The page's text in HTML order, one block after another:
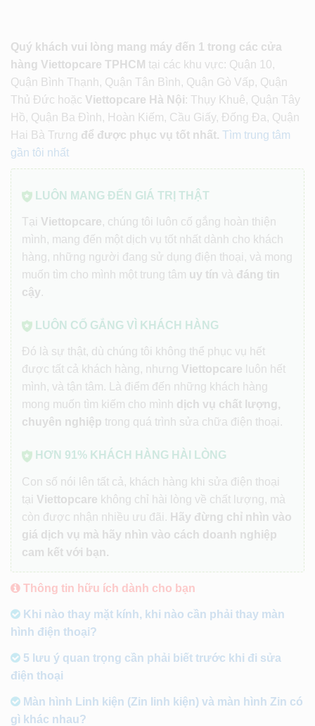
Quý khách vui lòng mang máy đến 1 trong các cửa
hàng Viettopcare TPHCM tại các khu vực: Quận 10,
Quận Bình Thạnh, Quận Tân Bình, Quận Gò Vấp, Quận
Thủ Đức hoặc Viettopcare Hà Nội: Thụy Khuê, Quận Tây
Hồ, Quận Ba Đình, Hoàn Kiếm, Cầu Giấy, Đống Đa, Quận
Hai Bà Trưng để được phục vụ tốt nhất. Tìm trung tâm
gần tôi nhất
LUÔN MANG ĐẾN GIÁ TRỊ THẬT
Tại Viettopcare, chúng tôi luôn cố gắng hoàn thiện
mình, mang đến một dịch vụ tốt nhất dành cho khách
hàng, những người đang sử dụng điện thoại, và mong
muốn tìm cho mình một trung tâm uy tín và đáng tin
cậy.
LUÔN CỐ GẮNG VÌ KHÁCH HÀNG
Đó là sự thật, dù chúng tôi không thể phục vụ hết
được tất cả khách hàng, nhưng Viettopcare luôn hết
mình, và tận tâm. Là điểm đến những khách hàng
mong muốn tìm kiếm cho mình dịch vụ chất lượng,
chuyên nghiệp trong quá trình sửa chữa điện thoại.
HƠN 91% KHÁCH HÀNG HÀI LÒNG
Con số nói lên tất cả, khách hàng khi sửa điện thoại
tại Viettopcare không chỉ hài lòng về chất lượng, mà
còn được nhận nhiều ưu đãi. Hãy đừng chỉ nhìn vào
giá dịch vụ mà hãy nhìn vào cách doanh nghiệp
cam kết với bạn.
Thông tin hữu ích dành cho bạn
Khi nào thay mặt kính, khi nào cần phải thay màn
hình điện thoại?
5 lưu ý quan trọng cần phải biết trước khi đi sửa
điện thoại
Màn hình Linh kiện (Zin linh kiện) và màn hình Zin có
gì khác nhau?